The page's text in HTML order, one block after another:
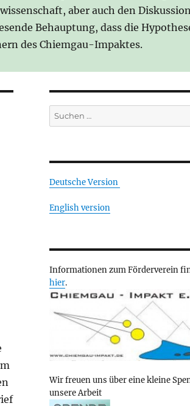
aber auch den
Behauptung, dass die
des Chiemgau-Impaktes.
Suchen
nach:
Deutsche Version
English version
Informationen zum Förderverein
hier.
Wir freuen uns über eine kleine
unsere Arbeit